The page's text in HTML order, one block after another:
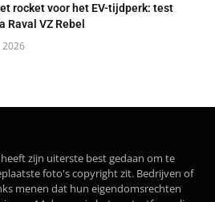
rocket voor het EV-tijdperk: test
Raval VZ Rebel
2026
zijn uiterste best gedaan om te
foto's copyright zit. Bedrijven of
menen dat hun eigendomsrechten